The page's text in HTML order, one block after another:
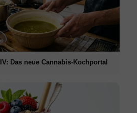
Das neue Cannabis-Kochportal